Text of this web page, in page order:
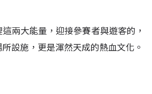
兩大能量，迎接參賽者與遊客的，
設施，更是渾然天成的熱血文化。